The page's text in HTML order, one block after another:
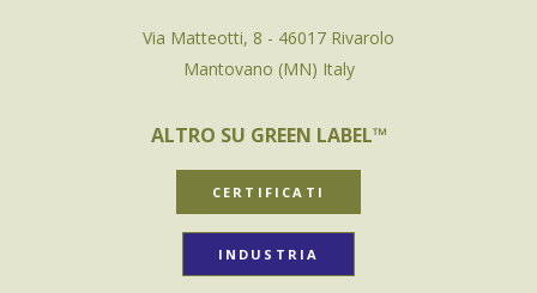
Via Matteotti, 8 - 46017 Rivarolo
Mantovano (MN) Italy
ALTRO SU GREEN LABEL™
CERTIFICATI
INDUSTRIA